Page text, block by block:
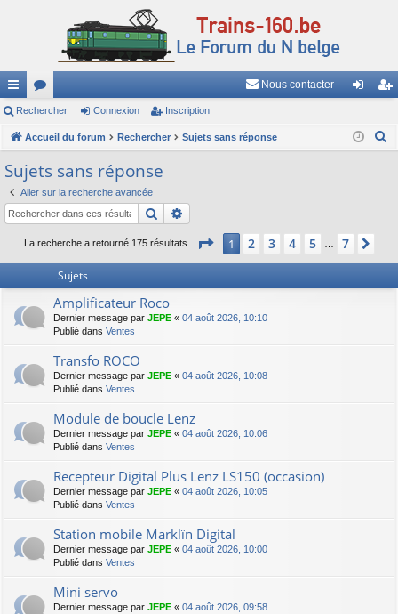
ac
co
ur
ci
s
or
u
m
s
Nous contacter
ne cri
Rechercher Connexion Inscription
Accueil du forum Rechercher Sujets sans réponse
Sujets sans réponse
Aller sur la recherche avancée
Rechercher
La recherche a retourné 175 résultats Page 1sur
1 2 3 4 5 7
Sujets
Amplificateur Roco
Dernier message par JEPE « 04 août 2026, 10:10
Publié dans Ventes
Transfo ROCO
Dernier message par JEPE « 04 août 2026, 10:08
Publié dans Ventes
Module de boucle Lenz
Dernier message par JEPE « 04 août 2026, 10:06
Publié dans Ventes
Recepteur Digital Plus Lenz LS150 (occasion)
Dernier message par JEPE « 04 août 2026, 10:05
Publié dans Ventes
Station mobile Marklïn Digital
Dernier message par JEPE « 04 août 2026, 10:00
Publié dans Ventes
Mini servo
Dernier message par JEPE « 04 août 2026, 09:58